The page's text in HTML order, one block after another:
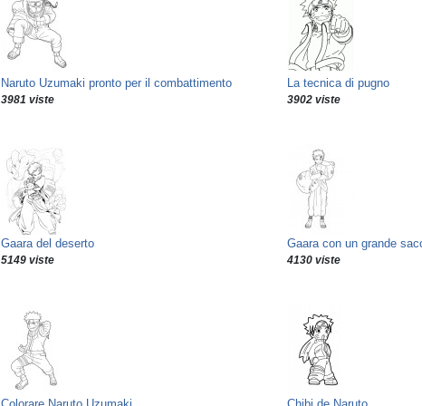
Naruto Uzumaki pronto per il combattimento
3981 viste
La tecnica di pugno
3902 viste
Gaara del deserto
5149 viste
Gaara con un grande
4130 viste